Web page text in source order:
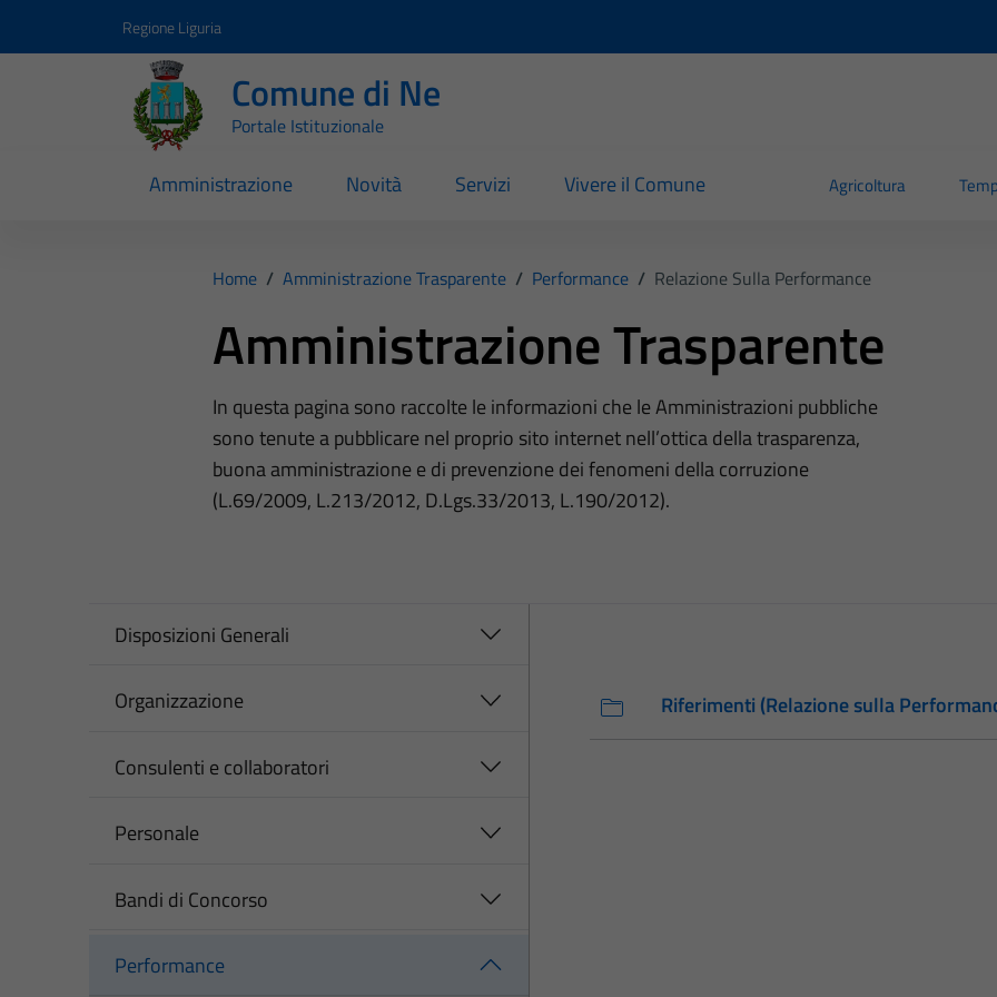
Regione Liguria
Comune di Ne
Portale Istituzionale
Amministrazione Novità Servizi Vivere il Comune Agricoltura
Home / Amministrazione Trasparente / Performance / Relazione Sulla Performance
Amministrazione Trasparente
In questa pagina sono raccolte le informazioni che le Amministrazioni pubbliche
sono tenute a pubblicare nel proprio sito internet nell’ottica della trasparenza,
buona amministrazione e di prevenzione dei fenomeni della corruzione
(L.69/2009, L.213/2012, D.Lgs.33/2013, L.190/2012).
Disposizioni Generali
Organizzazione
Consulenti e collaboratori
Personale
Bandi di Concorso
Performance
Riferimenti (Relazione sulla